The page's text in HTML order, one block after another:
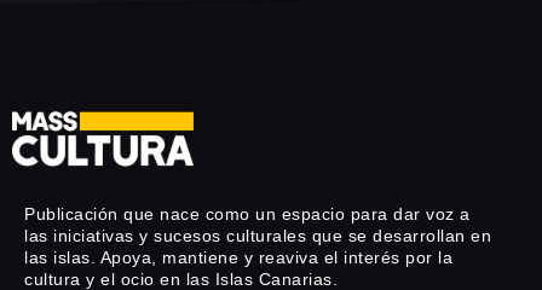
Publicación que nace como un espacio para dar voz a
las iniciativas y sucesos culturales que se desarrollan en
las islas. Apoya, mantiene y reaviva el interés por la
cultura y el ocio en las Islas Canarias.